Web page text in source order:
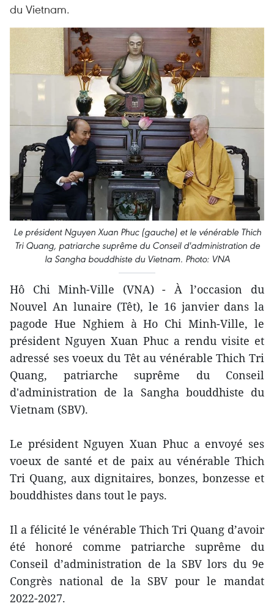
du Vietnam.
Le président Nguyen Xuan Phuc (gauche) et le vénérable Thich
Tri Quang, patriarche suprême du Conseil d'administration de
la Sangha bouddhiste du Vietnam. Photo: VNA
Hô Chi Minh-Ville (VNA) - À l’occasion du
Nouvel An lunaire (Têt), le 16 janvier dans la
pagode Hue Nghiem à Ho Chi Minh-Ville, le
président Nguyen Xuan Phuc a rendu visite et
adressé ses voeux du Têt au vénérable Thich Tri
Quang, patriarche suprême du Conseil
d'administration de la Sangha bouddhiste du
Vietnam (SBV).
Le président Nguyen Xuan Phuc a envoyé ses
voeux de santé et de paix au vénérable Thich
Tri Quang, aux dignitaires, bonzes, bonzesse et
bouddhistes dans tout le pays.
Il a félicité le vénérable Thich Tri Quang d’avoir
été honoré comme patriarche suprême du
Conseil d’administration de la SBV lors du 9e
Congrès national de la SBV pour le mandat
2022-2027.